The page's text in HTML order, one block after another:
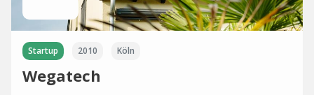
Startup 2010 Köln
Wegatech